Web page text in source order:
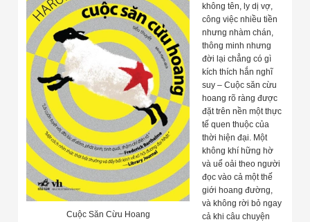
Cuộc Săn Cừu Hoang
không tên, ly dị vợ,
công việc nhiều tiền
nhưng nhàm chán,
thông minh nhưng
đời lại chẳng có gì
kích thích hắn nghĩ
suy – Cuộc săn cừu
hoang rõ ràng được
đặt trên nền một thực
tế quen thuộc của
thời hiện đại. Một
không khí hững hờ
và uể oải theo người
đọc vào cả một thế
giới hoang đường,
và không rời bỏ ngay
cả khi câu chuyện